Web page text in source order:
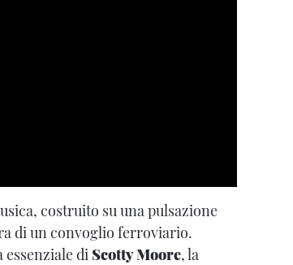
costruito su una pulsazione
di un convoglio ferroviario.
di Scotty Moore, la